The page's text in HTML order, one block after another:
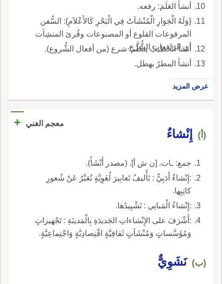
أنشأ العَلَمَ: رفعه.
{وَلَهُ الْجَوَارِ الْمُنْشَآتُ فِي الْبَحْرِ كَالأَعْلاَمِ}: السُّفن
المرفوعات القلوع أو المصنوعات وقُرئ المنشِآت
أي الرافعات الشُّرُع.
أنشأ الخطيبُ يتكلَّم: شرع (من أفعال الشُّروع).
أنشأ المطرُ يهطل.
عرض المزيد
معجم الغني +
(أ) إِنْشاءٌ
جمع: ـات. [ن ش أ]. (مصدر أَنْشَأَ).
:إِنْشاءٌ أَدَبِيٌّ : تَأْليفُ تَعابِيرَ لُغَوِيَّةٍ تُعَبِّرُ عَنْ شُعورِ
كاتِبِها.
:إِنْشاءُ الْمَبانِي : تَشْيِيدُها.
:أَشْرَفَ على الإِنْشاءاتِ الجَديدَةِ بِالْمَدينَةِ : تَجْهيزاتٍ
وَمُؤَسَّساتٍ وَمُنْشَآتٍ ثَقافِيَّةٍ اقْتِصادِيَّةٍ وَاجْتِماعِيَّةٍ.
(ب) نَشَوِيٌّ